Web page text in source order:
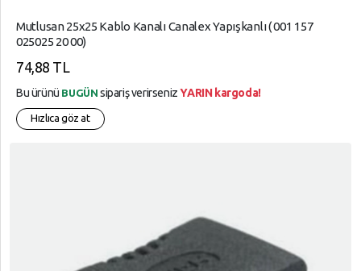
Mutlusan 25x25 Kablo Kanalı Canalex Yapışkanlı ( 001 157
025025 20 00)
74,88 TL
Bu ürünü BUGÜN sipariş verirsenizYARIN kargoda!
Hızlıca göz at